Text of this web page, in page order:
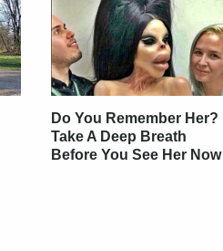
Do You Remember Her?
Take A Deep Breath
Before You See Her Now